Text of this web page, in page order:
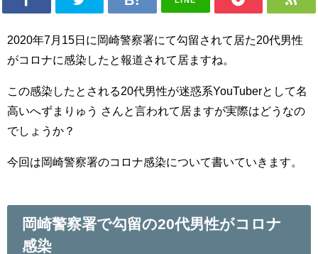
2020年7月15日に岡崎警察署にて勾留されて居た20代男性
がコロナに感染したと報道されて居ますね。
この感染したとされる20代男性が迷惑系YouTuberとして名
高いへずまりゅう さんと言われて居ますが実際はどうなの
でしょうか？
今回は岡崎警察署のコロナ感染について書いていきます。
岡崎警察署で勾留の20代男性がコロナ
感染